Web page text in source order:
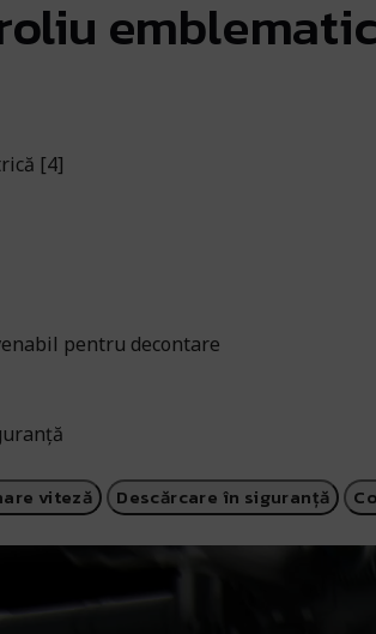
[4]
pentru decontare
viteză Descărcare în siguranță